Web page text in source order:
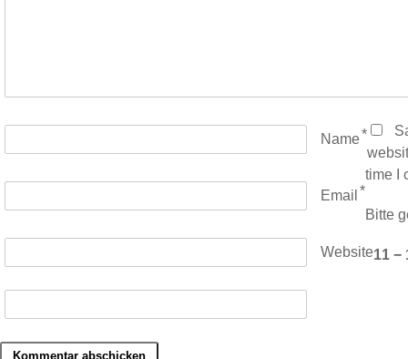
Name*
Email *
Website
time I
Bitte
11 −